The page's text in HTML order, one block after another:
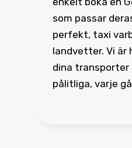
som passar
perfekt, taxi
landvetter. Vi är
dina transporter
pålitliga, varje